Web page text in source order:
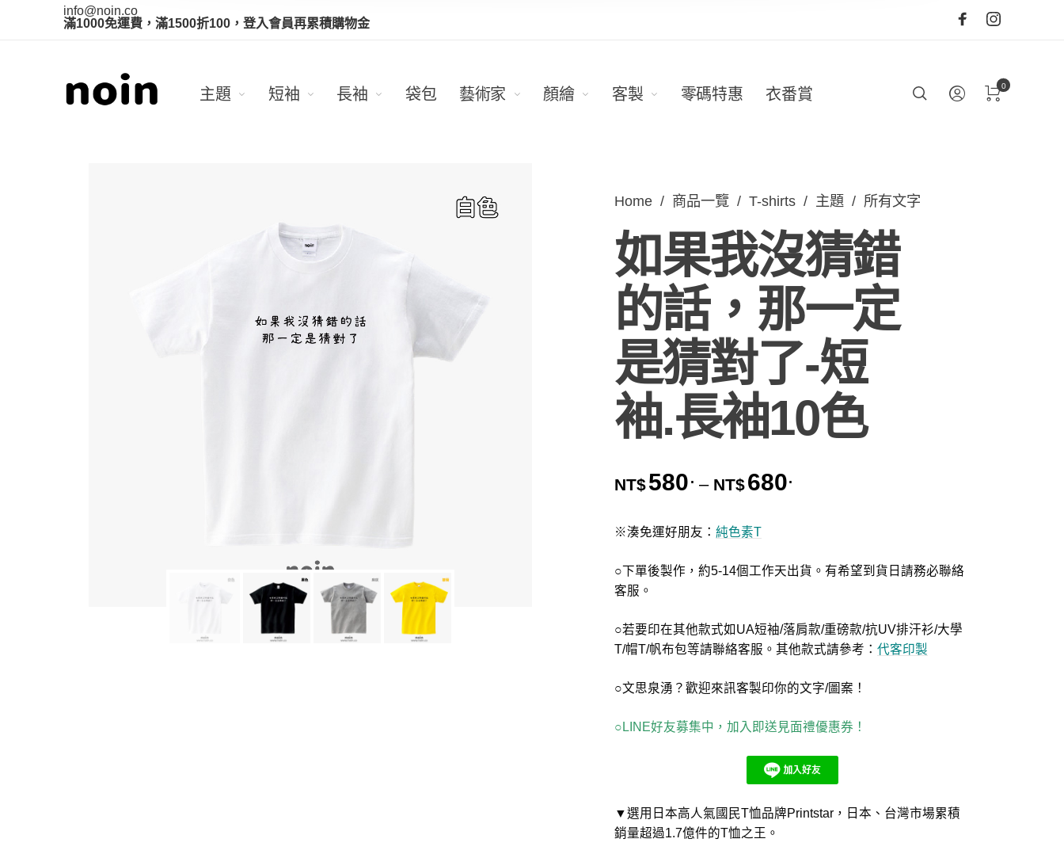
info@noin.co
滿1000免運費，滿1500折100，登入會員再累積購物金
主題 短袖 長袖 袋包 藝術家 顏繪 客製 零碼特惠 衣番賞 0
Home / 商品一覽 / T-shirts / 主題 / 所有文字
如果我沒猜錯
的話，那一定
是猜對了-短
袖.長袖10色
NT$580 . – NT$680.
※湊免運好朋友： 純色素T
○下單後製作，約5-14個工作天出貨。有希望到貨日請務必聯絡
客服。
○若要印在其他款式如UA短袖/落肩款/重磅款/抗UV排汗衫/大學
T/帽T/帆布包等請聯絡客服。其他款式請參考： 代客印製
○文思泉湧？歡迎來訊客製印你的文字/圖案！
○LINE好友募集中，加入即送見面禮優惠券！
▼選用日本高人氣國民T恤品牌Printstar，日本、台灣市場累積
銷量超過1.7億件的T恤之王。